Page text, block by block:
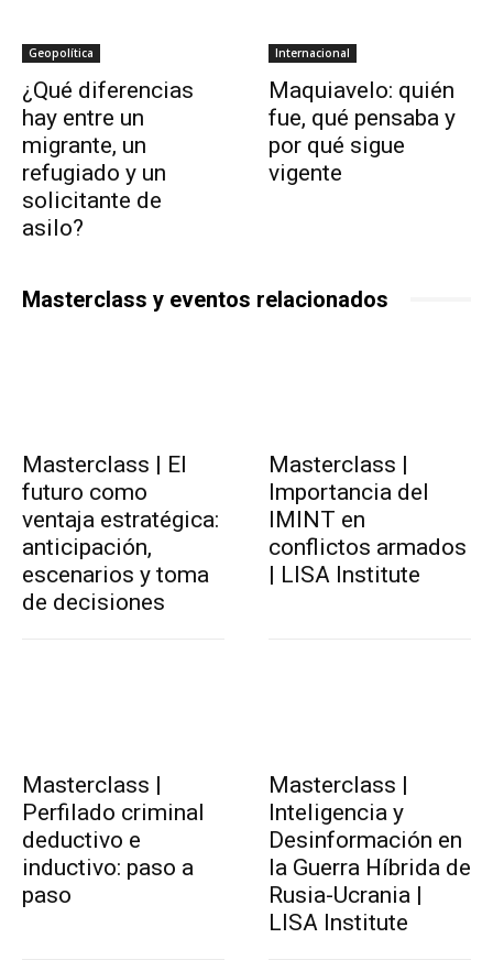
Geopolítica
¿Qué diferencias
hay entre un
migrante, un
refugiado y un
solicitante de
asilo?
Internacional
Maquiavelo: quién
fue, qué pensaba y
por qué sigue
vigente
Masterclass y eventos relacionados
Masterclass | El
futuro como
ventaja estratégica:
anticipación,
escenarios y toma
de decisiones
Masterclass |
Importancia del
IMINT en
conflictos armados
| LISA Institute
Masterclass |
Perfilado criminal
deductivo e
inductivo: paso a
paso
Masterclass |
Inteligencia y
Desinformación en
la Guerra Híbrida de
Rusia-Ucrania |
LISA Institute